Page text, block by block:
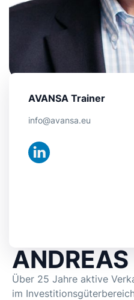
AVANSA Trainer
info@avansa.eu
Über 25 Jahre aktive
im